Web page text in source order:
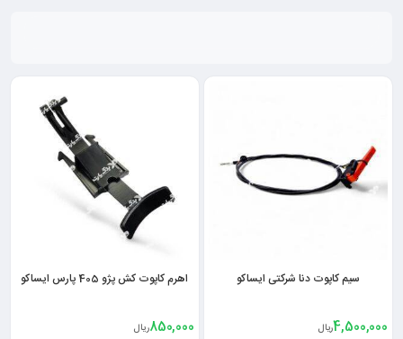
سیم کاپوت دنا شرکتی ایساکو
4,500,000ریال
اهرم کاپوت کش پژو 405 پارس ایساکو
850,000ریال